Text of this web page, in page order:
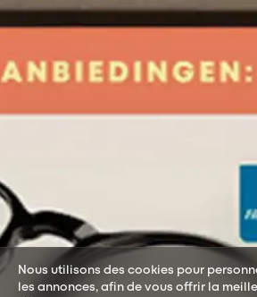
Nous utilisons des cookies pour
les annonces, afin de vous offrir la